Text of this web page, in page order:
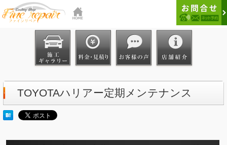
TOYOTAハリアー定期メンテナンス